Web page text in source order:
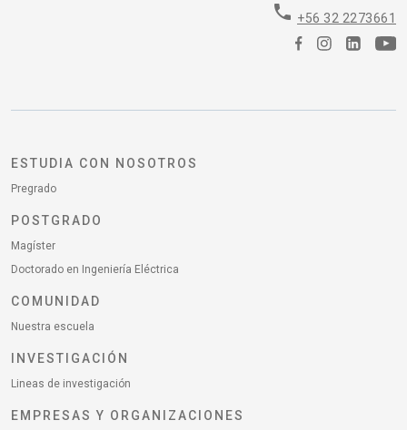
phone +56 32 2273661
ESTUDIA CON NOSOTROS
Pregrado
POSTGRADO
Magíster
Doctorado en Ingeniería Eléctrica
COMUNIDAD
Nuestra escuela
INVESTIGACIÓN
Lineas de investigación
EMPRESAS Y ORGANIZACIONES